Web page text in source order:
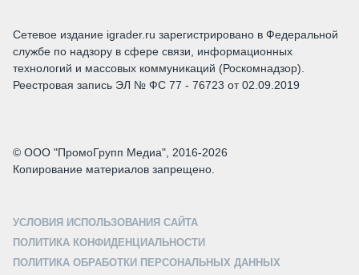
Сетевое издание igrader.ru зарегистрировано в Федеральной
службе по надзору в сфере связи, информационных
технологий и массовых коммуникаций (Роскомнадзор).
Реестровая запись ЭЛ № ФС 77 - 76723 от 02.09.2019
© ООО "ПромоГрупп Медиа", 2016-2026
Копирование материалов запрещено.
УСЛОВИЯ ИСПОЛЬЗОВАНИЯ САЙТА
ПОЛИТИКА КОНФИДЕНЦИАЛЬНОСТИ
ПОЛИТИКА ОБРАБОТКИ ПЕРСОНАЛЬНЫХ ДАННЫХ